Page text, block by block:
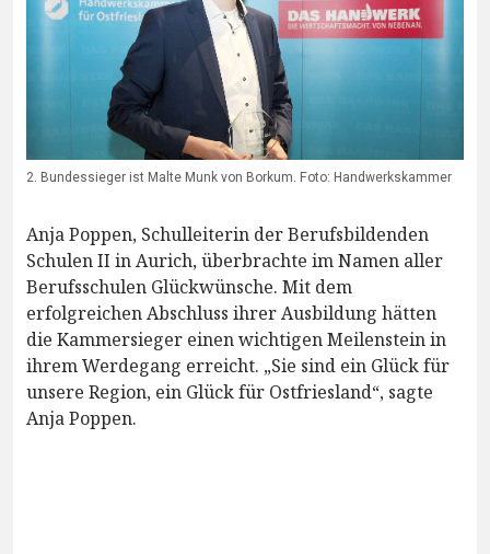
2. Bundessieger ist Malte Munk von Borkum. Foto: Handwerkskammer
Anja Poppen, Schulleiterin der Berufsbildenden
Schulen II in Aurich, überbrachte im Namen aller
Berufsschulen Glückwünsche. Mit dem
erfolgreichen Abschluss ihrer Ausbildung hätten
die Kammersieger einen wichtigen Meilenstein in
ihrem Werdegang erreicht. „Sie sind ein Glück für
unsere Region, ein Glück für Ostfriesland“, sagte
Anja Poppen.